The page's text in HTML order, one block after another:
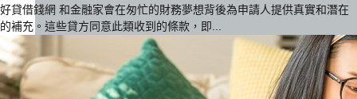
好貸借錢網 和金融家會在匆忙的財務夢想背後為申請人提供真實和潛在
的補充。這些貸方同意此類收到的條款，即...